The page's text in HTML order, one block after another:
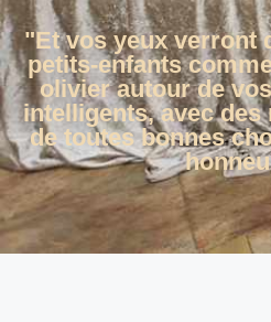
"Et vos yeux verront
petits-enfants
olivier autour de
intelligents, avec
de toutes bonnes